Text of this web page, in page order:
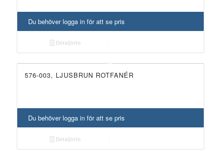
Du behöver logga in för att se pris
Detaljinfo
576-003, LJUSBRUN ROTFANÉR
Du behöver logga in för att se pris
Detaljinfo